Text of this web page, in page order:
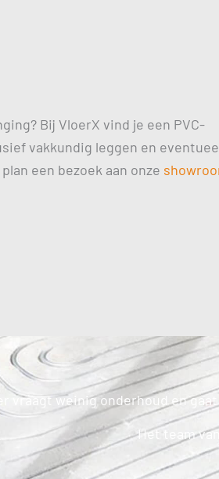
Bij VloerX vind je een PVC-
vakkundig leggen en
een bezoek aan onze
vraagt weinig onderhoud en
Het team